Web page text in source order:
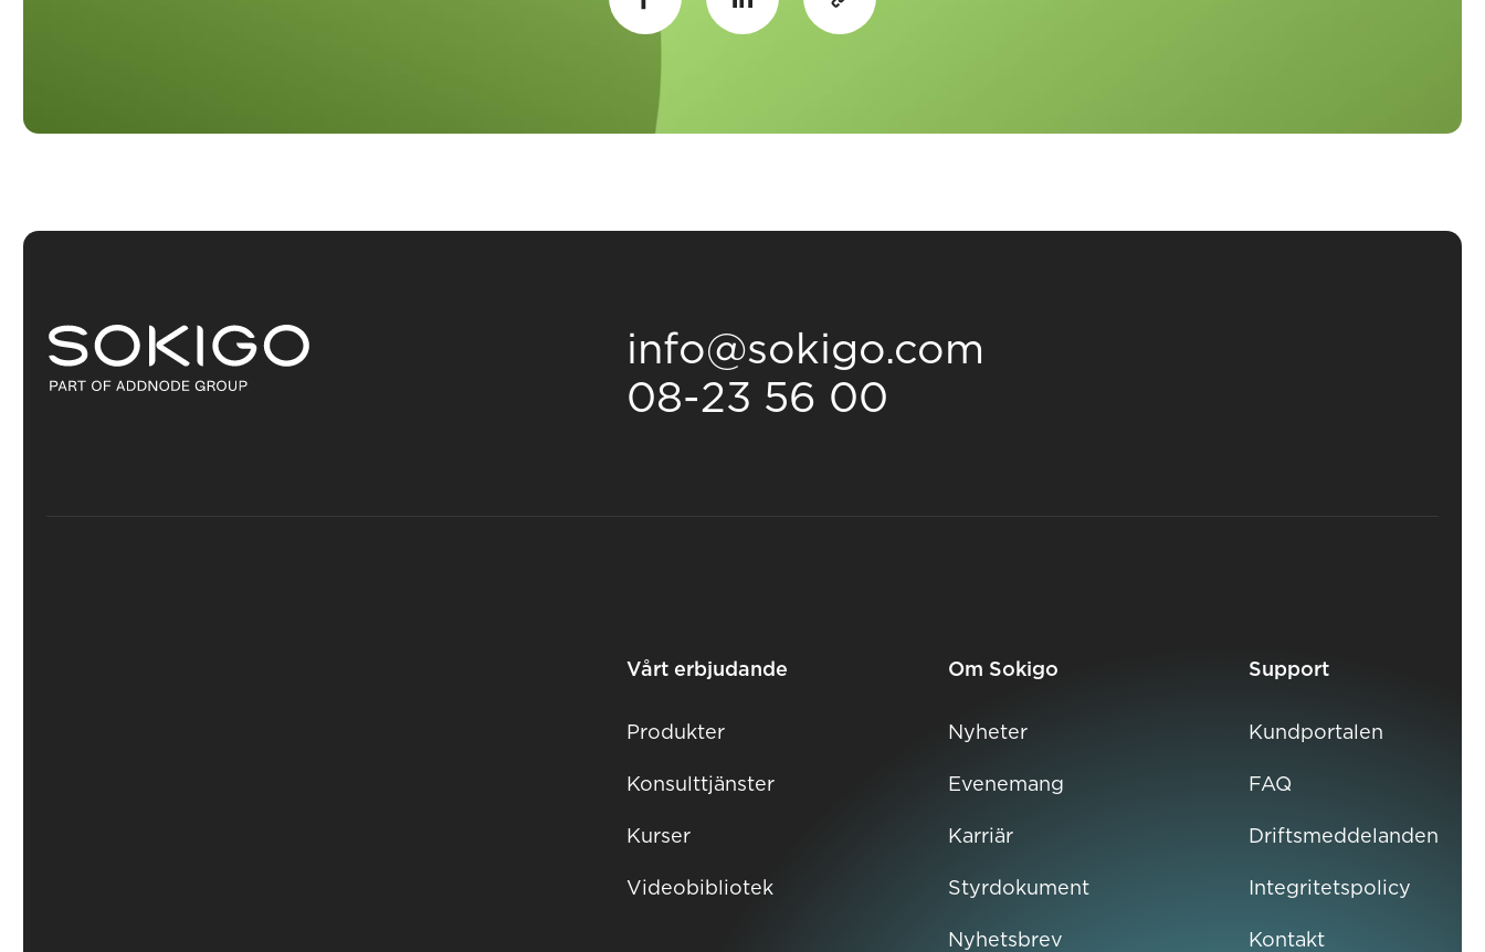
info@sokigo.com
08-23 56 00
Vårt erbjudande
Produkter
Konsulttjänster
Kurser
Videobibliotek
Om Sokigo
Nyheter
Evenemang
Karriär
Styrdokument
Nyhetsbrev
Support
Kundportalen
FAQ
Driftsmeddelanden
Integritetspolicy
Kontakt